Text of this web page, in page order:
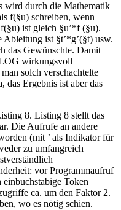
wird durch die Mathematik
f(§u) schreiben, wenn
ist gleich §u’*f (§u).
ist §t’*g’(§t) usw.
das Gewünschte. Damit
wirkungsvoll
solch verschachtelte
das Ergebnis ist aber das
8. Listing 8 stellt das
Die Aufrufe an andere
(mit ’ als Indikator für
zu umfangreich
vor Programmaufruf
Token
ca. um den Faktor 2.
wo es nötig schien.